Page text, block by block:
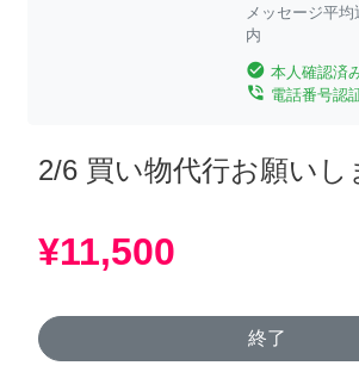
メッセージ平
内
check_circle 本人確認済
phone_in_talk 電話番号認
2/6 買い物代行お願い
¥11,500
終了